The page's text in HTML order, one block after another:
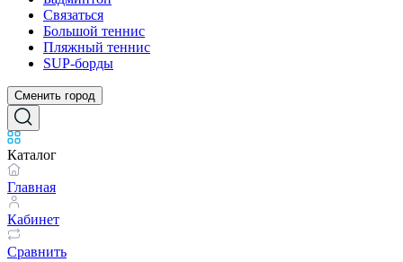
Связаться
Большой теннис
Пляжный теннис
SUP-борды
Сменить город
Каталог
Главная
Кабинет
Сравнить